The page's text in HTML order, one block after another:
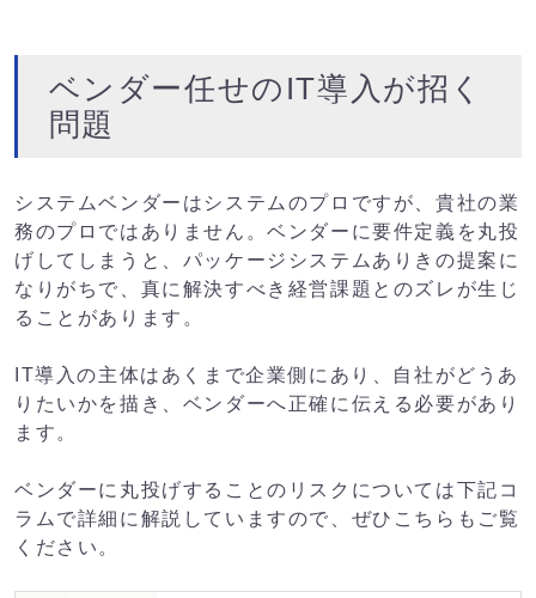
ベンダー任せのIT導入が招く
問題
システムベンダーはシステムのプロですが、貴社の業
務のプロではありません。ベンダーに要件定義を丸投
げしてしまうと、パッケージシステムありきの提案に
なりがちで、真に解決すべき経営課題とのズレが生じ
ることがあります。
IT導入の主体はあくまで企業側にあり、自社がどうあ
りたいかを描き、ベンダーへ正確に伝える必要があり
ます。
ベンダーに丸投げすることのリスクについては下記コ
ラムで詳細に解説していますので、ぜひこちらもご覧
ください。